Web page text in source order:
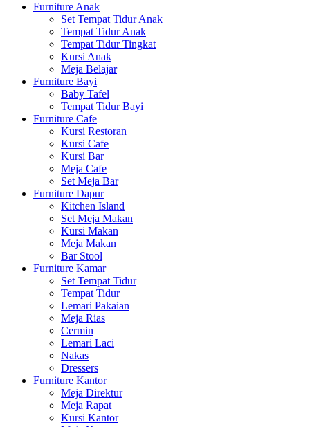
Furniture Anak
Set Tempat Tidur Anak
Tempat Tidur Anak
Tempat Tidur Tingkat
Kursi Anak
Meja Belajar
Furniture Bayi
Baby Tafel
Tempat Tidur Bayi
Furniture Cafe
Kursi Restoran
Kursi Cafe
Kursi Bar
Meja Cafe
Set Meja Bar
Furniture Dapur
Kitchen Island
Set Meja Makan
Kursi Makan
Meja Makan
Bar Stool
Furniture Kamar
Set Tempat Tidur
Tempat Tidur
Lemari Pakaian
Meja Rias
Cermin
Lemari Laci
Nakas
Dressers
Furniture Kantor
Meja Direktur
Meja Rapat
Kursi Kantor